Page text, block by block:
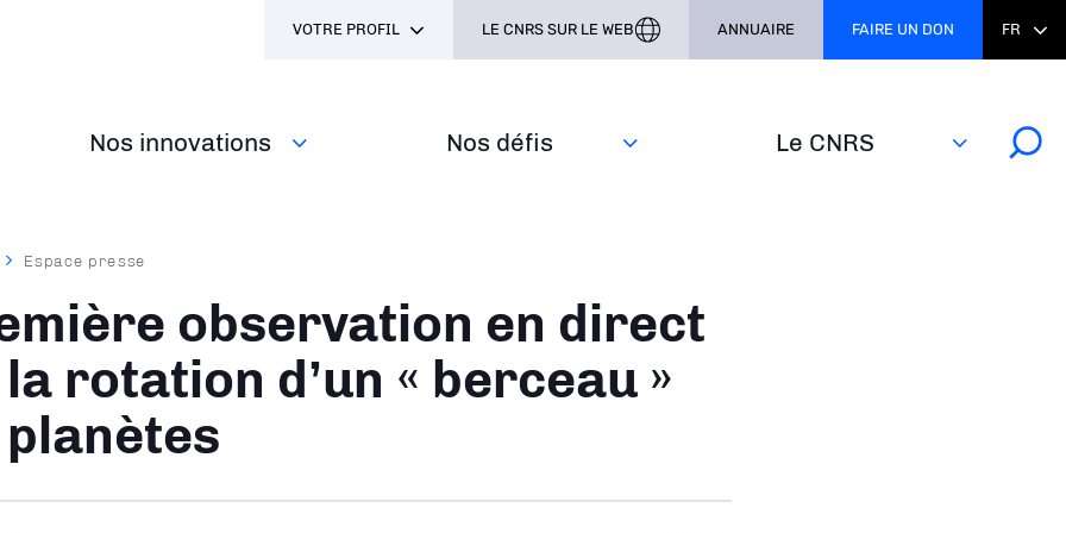
Nos innovations Nos défis‎ Le CNRS
VOTRE PROFIL LE CNRS SUR LE WEB ANNUAIRE FAIRE UN DON FR
Espace presse
observation en direct
rotation d’un « berceau »